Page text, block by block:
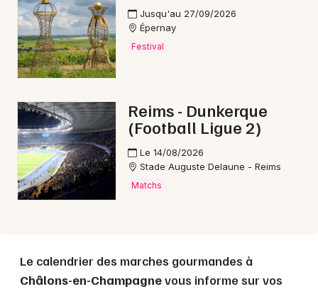
Choisir mes départements
Mon email
Je m'abonne
Jusqu'au 27/09/2026
Épernay
Festival
Reims - Dunkerque
(Football Ligue 2)
Le 14/08/2026
Stade Auguste Delaune - Reims
Matchs
Le calendrier des marches gourmandes à
Châlons-en-Champagnevous informe sur vos